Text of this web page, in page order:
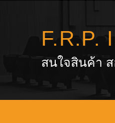
F.R.P.
สนใจสินค้า